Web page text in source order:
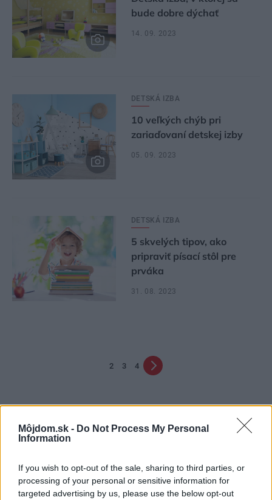
Môjdom.sk - Do Not Process My Personal
Information
If you wish to opt-out of the sale, sharing to third parties, or
processing of your personal or sensitive information for
targeted advertising by us, please use the below opt-out
bude dobre dýchať
14. 09. 2023
DETSKÁ IZBA
10 veľkých chýb pri
zariaďovaní detskej izby
05. 09. 2023
DETSKÁ IZBA
5 skvelých tipov, ako
pripraviť písací stôl pre
prváka
31. 08. 2023
2 3 4
Najčítanejšie Za týždeň Za mesiac